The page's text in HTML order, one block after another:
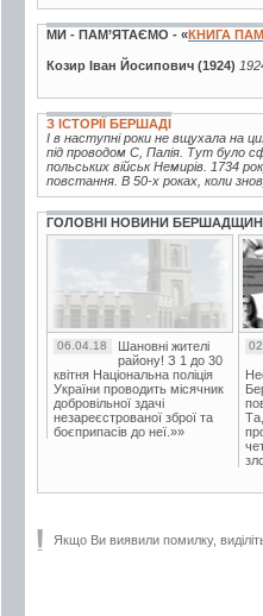
МИ - ПАМ’ЯТАЄМО - «КНИГА
Козир Іван Йосипович (1924)
З ІСТОРІЇ БЕРШАДІ
І в наступні роки не вщухала на
під проводом С, Палія. Тут було
польських військ Немирів. 1734
повстання. В 50-х роках, коли
ГОЛОВНІ НОВИНИ
06.04.18
Шановні жителі
району! З 1 до 30
квітня Національна поліція
України проводить місячник
добровільної здачі
незареєстрованої зброї та
боєприпасів до неї.»»
Якщо Ви виявили помилку,